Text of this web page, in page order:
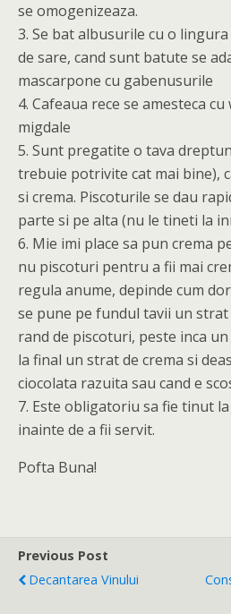
se omogenizeaza.
3. Se bat albusurile cu o
de sare, cand sunt batute se
mascarpone cu gabenusurile
4. Cafeaua rece se amesteca
migdale
5. Sunt pregatite o tava
trebuie potrivite cat mai bine),
si crema. Piscoturile se dau
parte si pe alta (nu le tineti la
6. Mie imi place sa pun crema
nu piscoturi pentru a fii mai
regula anume, depinde cum
se pune pe fundul tavii un strat
rand de piscoturi, peste inca
la final un strat de crema si
ciocolata razuita sau cand e
7. Este obligatoriu sa fie tinut
inainte de a fii servit.
Pofta Buna!
Previous Post
Decantarea Vinului